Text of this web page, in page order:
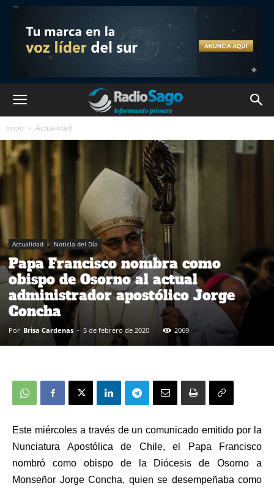
Inicio Actualidad
Actualidad Noticia del Día
Papa Francisco nombra como
obispo de Osorno al actual
administrador apostólico Jorge
Concha
Por Brisa Cardenas - 5 de febrero de 2020 2069
Este miércoles a través de un comunicado emitido por la
Nunciatura Apostólica de Chile, el Papa Francisco
nombró como obispo de la Diócesis de Osorno a
Monseñor Jorge Concha, quien se desempeñaba como